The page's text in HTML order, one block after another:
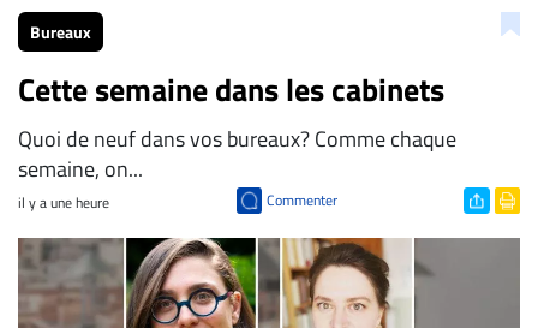
Bureaux
Cette semaine dans les cabinets
Quoi de neuf dans vos bureaux? Comme chaque
semaine, on...
il y a une heure Commenter